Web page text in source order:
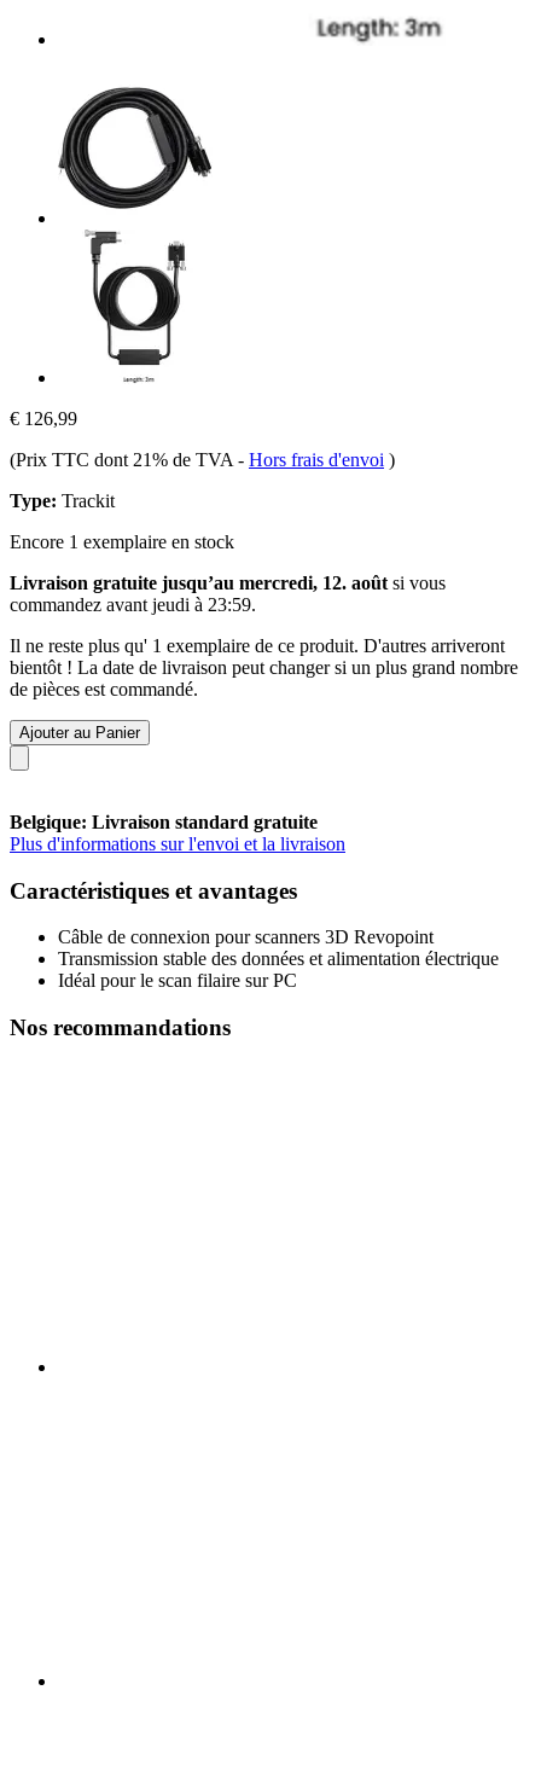
€ 126,99
(Prix TTC dont 21% de TVA - Hors frais d'envoi )
Type: Trackit
Encore 1 exemplaire en stock
Livraison gratuite jusqu’au mercredi, 12. août si vous
commandez avant jeudi à 23:59.
Il ne reste plus qu' 1 exemplaire de ce produit. D'autres arriveront
bientôt ! La date de livraison peut changer si un plus grand nombre
de pièces est commandé.
Ajouter au Panier
Belgique: Livraison standard gratuite
Plus d'informations sur l'envoi et la livraison
Caractéristiques et avantages
Câble de connexion pour scanners 3D Revopoint
Transmission stable des données et alimentation électrique
Idéal pour le scan filaire sur PC
Nos recommandations